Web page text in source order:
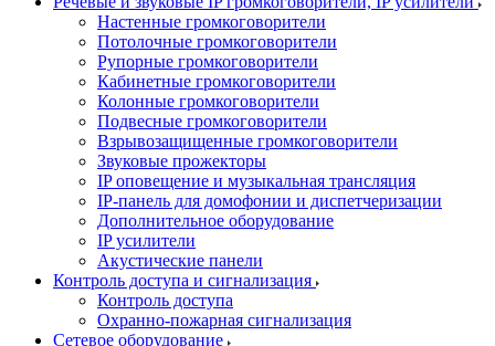
Настенные громкоговорители
Потолочные громкоговорители
Рупорные громкоговорители
Кабинетные громкоговорители
Колонные громкоговорители
Подвесные громкоговорители
Взрывозащищенные громкоговорители
Звуковые прожекторы
IP оповещение и музыкальная трансляция
IP-панель для домофонии и диспетчеризации
Дополнительное оборудование
IP усилители
Акустические панели
Контроль доступа и сигнализация
Контроль доступа
Охранно-пожарная сигнализация
Сетевое оборудование